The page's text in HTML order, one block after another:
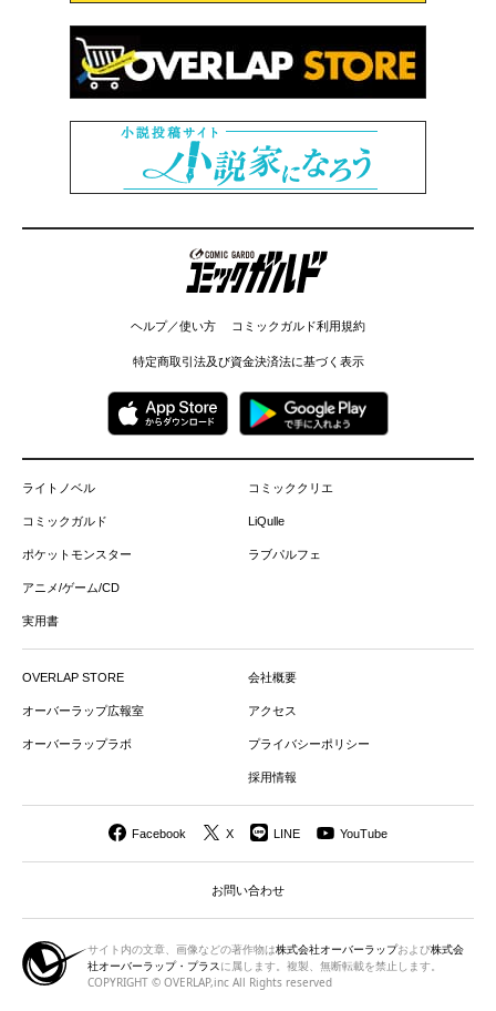
コミックガルド
ヘルプ／使い方 コミックガルド利用規約
特定商取引法及び資金決済法に基づく表示
ライトノベル
コミックガルド
ポケットモンスター
アニメ/ゲーム/CD
実用書
コミッククリエ
LiQulle
ラブパルフェ
OVERLAP STORE
オーバーラップ広報室
オーバーラップラボ
会社概要
アクセス
プライバシーポリシー
採用情報
Facebook X LINE YouTube
お問い合わせ
サイト内の文章、画像などの著作物は株式会社オーバーラップおよび株式会
社オーバーラップ・プラス に属します。複製、無断転載を禁止します。
COPYRIGHT © OVERLAP,inc All Rights reserved